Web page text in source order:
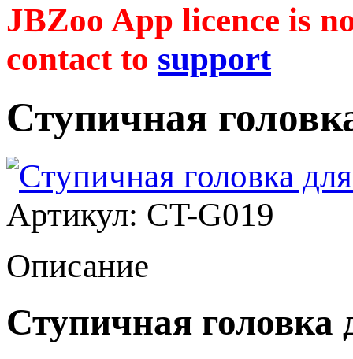
JBZoo App licence is
contact to support
Ступичная
Артикул: CT-G019
Описание
Ступичная головка